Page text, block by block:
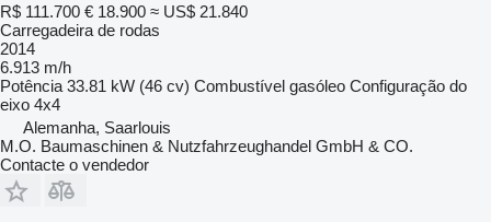
R$ 111.700 € 18.900 ≈ US$ 21.840
Carregadeira de rodas
2014
6.913 m/h
Potência 33.81 kW (46 cv) Combustível gasóleo Configuração do
eixo 4x4
Alemanha, Saarlouis
M.O. Baumaschinen & Nutzfahrzeughandel GmbH & CO.
Contacte o vendedor